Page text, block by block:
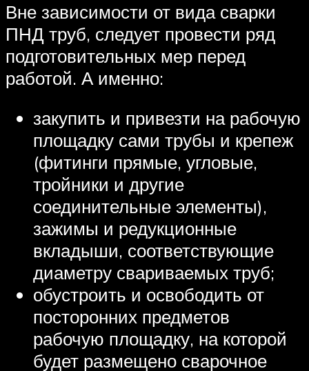
Вне зависимости от вида сварки
ПНД труб, следует провести ряд
подготовительных мер перед
работой. А именно:
закупить и привезти на рабочую
площадку сами трубы и крепеж
(фитинги прямые, угловые,
тройники и другие
соединительные элементы),
зажимы и редукционные
вкладыши, соответствующие
диаметру свариваемых труб;
обустроить и освободить от
посторонних предметов
рабочую площадку, на которой
будет размещено сварочное